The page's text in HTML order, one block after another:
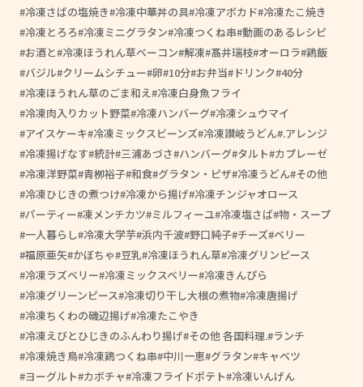
冷凍さばの塩焼き 冷凍中華丼の具 冷凍アボカド 冷凍たこ焼き
冷凍とろろ 冷凍ミニグラタン 冷凍つくね串 動画のあるレシピ
お酒と 冷凍ほうれん草ベーコン 解凍 髙井瑞枝 オーロラ 鶏飯
バジル クリームシチュー 卵 10分 お弁当 ドリンク 40分
冷凍ほうれん草のごま和え 冷凍白身魚フライ
冷凍肉入りカット野菜 冷凍ハンバーグ 冷凍シュウマイ
アイスケーキ 冷凍ミックスビーンズ 冷凍讃岐うどん .アレンジ
冷凍揚げなす 統計 三浦あづさ ハンバーグ タルト カプレーゼ
冷凍洋野菜 青栁裕子 和食 グラタン・ピザ 冷凍うどん その他
冷凍ひじきの煮つけ 冷凍から揚げ 冷凍チンジャオロース
パーティー 凍メンチカツ ミルフィーユ 冷凍塩さば 物・スープ
一人暮らし 冷凍大学芋 浜内千波 野口純子 チーズ ベリー
福原亜矢 かぼちゃ 豆乳 冷凍ほうれん草 冷凍グリンピース
冷凍ラズベリー 冷凍ミックスベリー 冷凍きんぴら
冷凍グリーンピース 冷凍切り干し大根の煮物 冷凍唐揚げ
冷凍ちくわの磯辺揚げ 冷凍たこやき
冷凍えびとひじきのふんわり揚げ その他 各国料理. ランチ
冷凍焼き鳥 冷凍鶏つくね串 中川一恵 グラタン キャベツ
ヨーグルト カボチャ 冷凍フライドポテト 冷凍いんげん